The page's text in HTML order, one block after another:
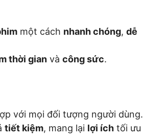
một cách nhanh chóng, dễ
thời gian và công sức.
với mọi đối tượng người dùng.
tiết kiệm, mang lại lợi ích tối ưu